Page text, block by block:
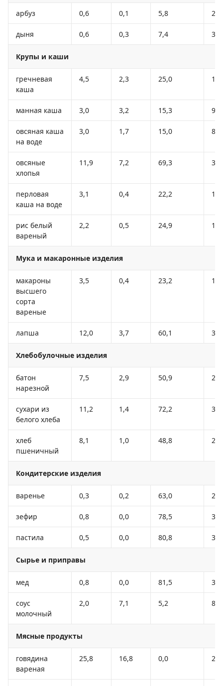
арбуз 0,6 0,1 5,8 25
дыня 0,6 0,3 7,4 33
Крупы и каши
гречневая
каша
4,5 2,3 25,0 132
манная каша 3,0 3,2 15,3 98
овсяная каша
на воде
3,0 1,7 15,0 88
овсяные
хлопья
11,9 7,2 69,3 366
перловая
каша на воде
3,1 0,4 22,2 109
рис белый
вареный
2,2 0,5 24,9 116
Мука и макаронные изделия
макароны
высшего
сорта
вареные
3,5 0,4 23,2 112
лапша 12,0 3,7 60,1 322
Хлебобулочные изделия
батон
нарезной
7,5 2,9 50,9 264
сухари из
белого хлеба
11,2 1,4 72,2 331
хлеб
пшеничный
8,1 1,0 48,8 242
Кондитерские изделия
варенье 0,3 0,2 63,0 263
зефир 0,8 0,0 78,5 304
пастила 0,5 0,0 80,8 310
Сырье и приправы
мед 0,8 0,0 81,5 329
соус
молочный
2,0 7,1 5,2 84
Мясные продукты
говядина
вареная
25,8 16,8 0,0 254